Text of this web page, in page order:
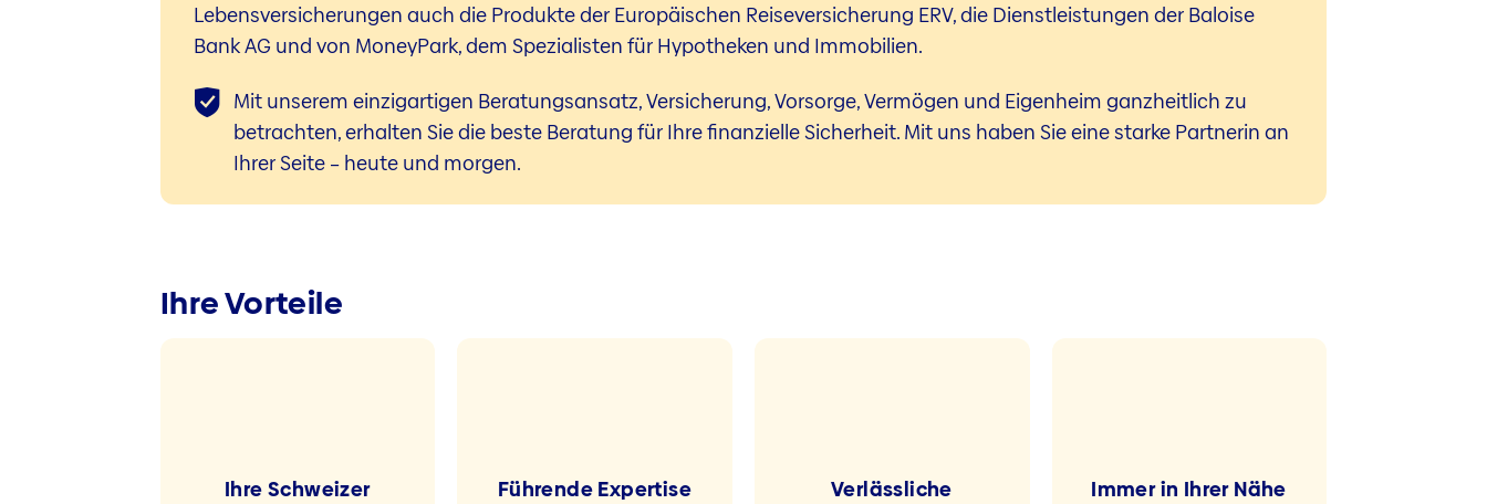
Lebensversicherungen auch die Produkte der Europäischen Reiseversicherung ERV, die Dienstleistungen der Baloise
Bank AG und von MoneyPark, dem Spezialisten für Hypotheken und Immobilien.
Mit unserem einzigartigen Beratungsansatz, Versicherung, Vorsorge, Vermögen und Eigenheim ganzheitlich zu
betrachten, erhalten Sie die beste Beratung für Ihre finanzielle Sicherheit. Mit uns haben Sie eine starke Partnerin an
Ihrer Seite – heute und morgen.
Ihre Vorteile
Ihre Schweizer
Führende Expertise
Verlässliche
Immer in Ihrer Nähe